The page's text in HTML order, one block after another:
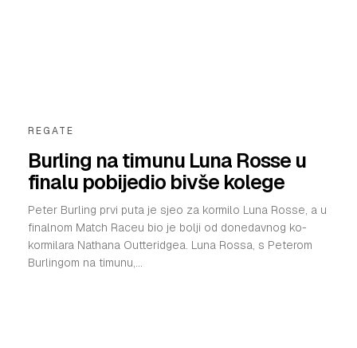
REGATE
Burling na timunu Luna Rosse u
finalu pobijedio bivše kolege
Peter Burling prvi puta je sjeo za kormilo Luna Rosse, a u
finalnom Match Raceu bio je bolji od donedavnog ko-
kormilara Nathana Outteridgea. Luna Rossa, s Peterom
Burlingom na timunu,...